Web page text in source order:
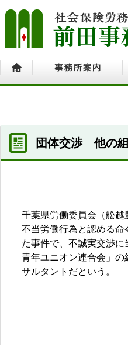
団体交渉 他の
千葉県労働委員会（舩
不当労働行為と認める
た事件で、不誠実交渉
青年ユニオン連合会」
サルタントだという。